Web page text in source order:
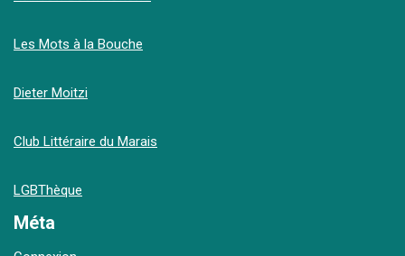
Les Mots à la Bouche
Dieter Moitzi
Club Littéraire du Marais
LGBThèque
Méta